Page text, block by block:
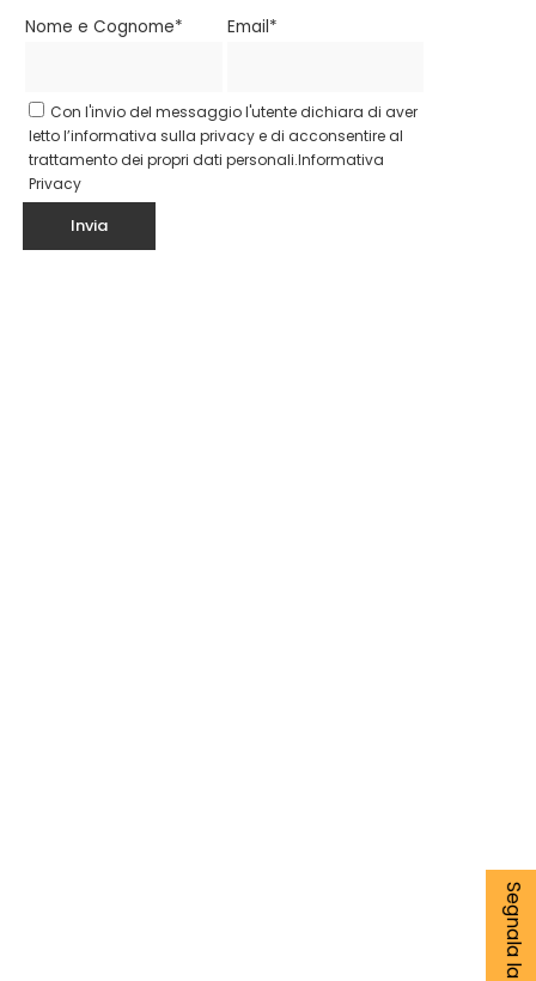
Nome e Cognome* Email*
Con l'invio del messaggio l'utente dichiara di aver
letto l’informativa sulla privacy e di acconsentire al
trattamento dei propri dati personali.Informativa
Privacy